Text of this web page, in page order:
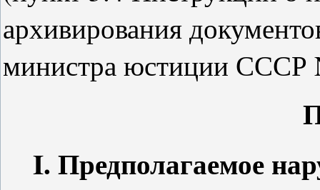
архивирования
министра юстиции СССР
I. Предполагаемое